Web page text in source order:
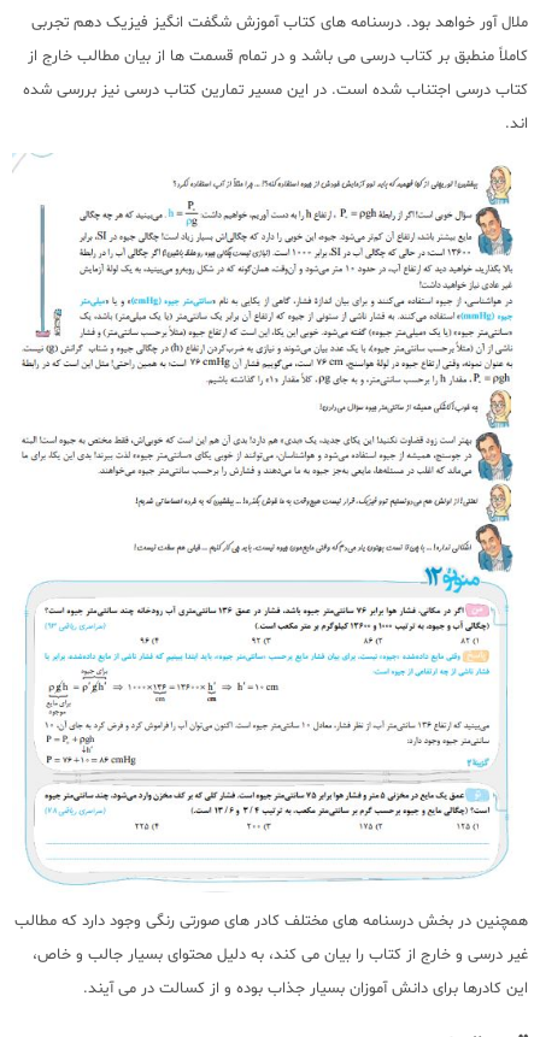
ملال آور خواهد بود. درسنامه های کتاب آموزش شگفت انگیز فیزیک دهم تجربی
کاملاً منطبق بر کتاب درسی می باشد و در تمام قسمت ها از بیان مطالب خارج از
کتاب درسی اجتناب شده است. در این مسیر تمارین کتاب درسی نیز بررسی شده
اند.
همچنین در بخش درسنامه های مختلف کادر های صورتی رنگی وجود دارد که مطالب
غیر درسی و خارج از کتاب را بیان می کند، به دلیل محتوای بسیار جالب و خاص،
این کادرها برای دانش آموزان بسیار جذاب بوده و از کسالت در می آیند.